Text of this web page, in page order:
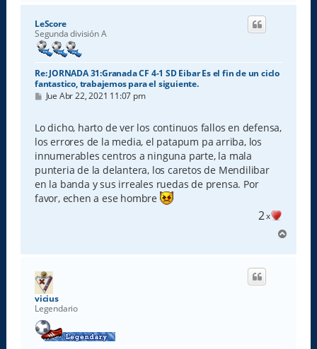
r
LeScore
Segunda división A
Re: JORNADA 31:Granada CF 4-1 SD Eibar Es el fin de un ciclo
fantastico, trabajemos para el siguiente.
M
s
a
j
e
Jue Abr 22, 2021 11:07 pm
Lo dicho, harto de ver los continuos fallos en defensa,
los errores de la media, el patapum pa arriba, los
innumerables centros a ninguna parte, la mala
punteria de la delantera, los caretos de Mendilibar
en la banda y sus irreales ruedas de prensa. Por
favor, echen a ese hombre
2x
r
vicius
Legendario